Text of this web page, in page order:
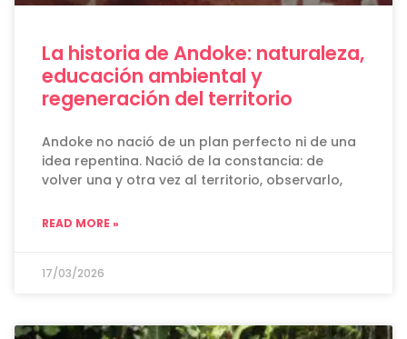
La historia de Andoke: naturaleza,
educación ambiental y
regeneración del territorio
Andoke no nació de un plan perfecto ni de una
idea repentina. Nació de la constancia: de
volver una y otra vez al territorio, observarlo,
READ MORE »
17/03/2026